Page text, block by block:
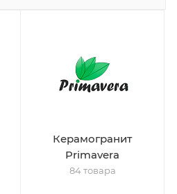
Керамогранит
Primavera
84 товара